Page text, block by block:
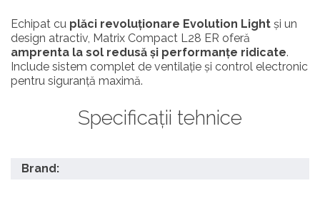
Echipat cu plăci revoluționare Evolution Light și un
design atractiv, Matrix Compact L28 ER oferă
amprenta la sol redusă și performanțe ridicate.
Include sistem complet de ventilație și control electronic
pentru siguranță maximă.
Specificații tehnice
Brand: